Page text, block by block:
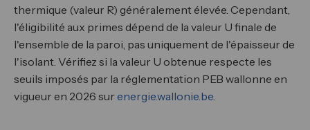
thermique (valeur R) généralement élevée. Cependant,
l'éligibilité aux primes dépend de la valeur U finale de
l'ensemble de la paroi, pas uniquement de l'épaisseur de
l'isolant. Vérifiez si la valeur U obtenue respecte les
seuils imposés par la réglementation PEB wallonne en
vigueur en 2026 sur energie.wallonie.be.